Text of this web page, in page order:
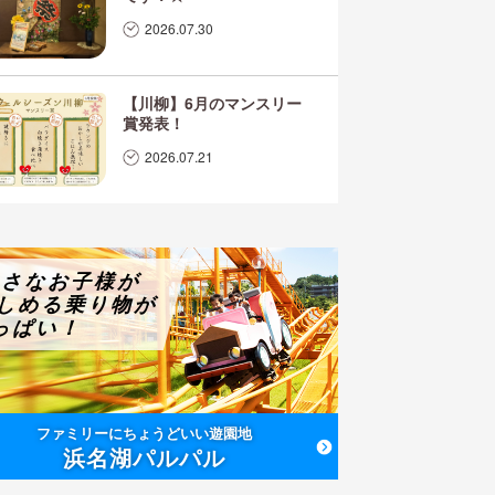
2026.07.30
【川柳】6月のマンスリー
賞発表！
2026.07.21
なお子様が
める乗り物が
ぱい！
ファミリーにちょうどいい遊園地
浜名湖パルパル